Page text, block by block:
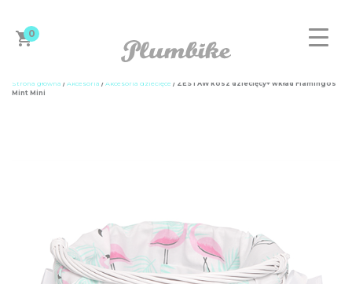
0
DAMSKIE
Strona główna / Akcesoria / Akcesoria dziecięce / ZESTAW kosz dziecięcy+ wkład Flamingos
Mint Mini